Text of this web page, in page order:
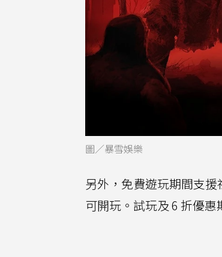
圖／暴雪娛樂
另外，免費遊玩期間支
可開玩。試玩及 6 折優惠